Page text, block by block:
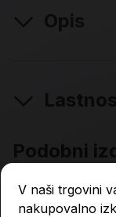
Opis
Podobni
V naši trgovini
nakupovalno